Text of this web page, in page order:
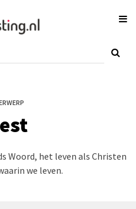
Woord, het leven als Christen
we leven.